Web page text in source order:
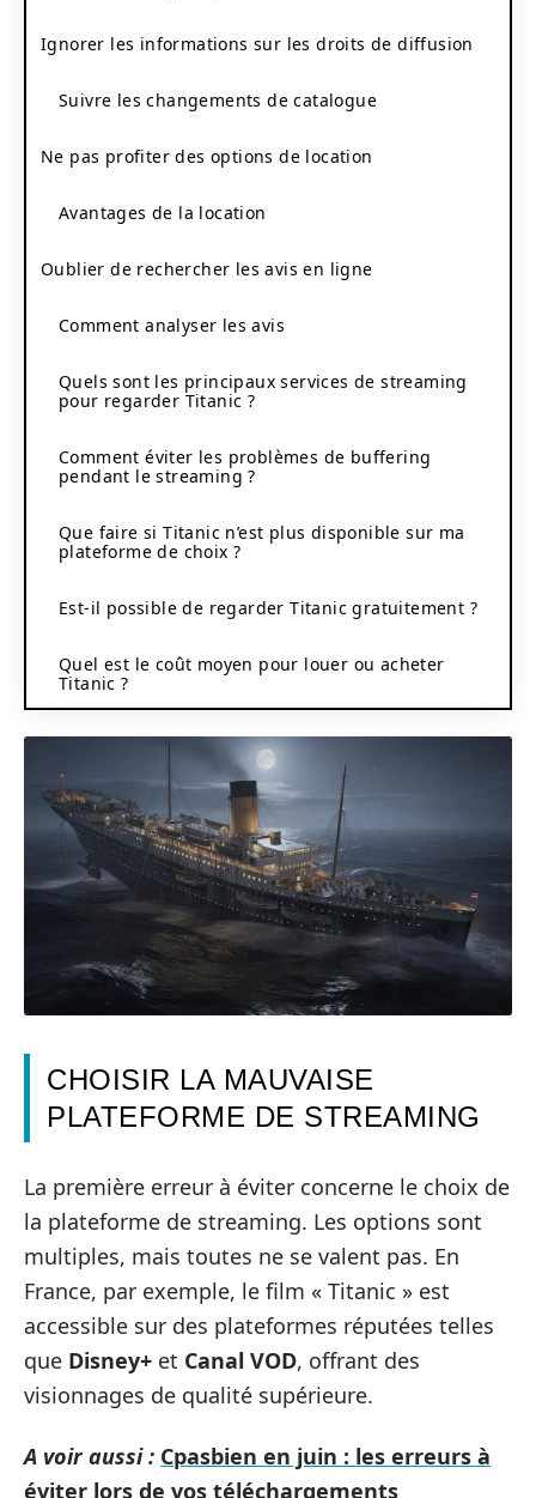
Ignorer les informations sur les droits de diffusion
Suivre les changements de catalogue
Ne pas profiter des options de location
Avantages de la location
Oublier de rechercher les avis en ligne
Comment analyser les avis
Quels sont les principaux services de streaming
pour regarder Titanic ?
Comment éviter les problèmes de buffering
pendant le streaming ?
Que faire si Titanic n’est plus disponible sur ma
plateforme de choix ?
Est-il possible de regarder Titanic gratuitement ?
Quel est le coût moyen pour louer ou acheter
Titanic ?
CHOISIR LA MAUVAISE
PLATEFORME DE STREAMING
La première erreur à éviter concerne le choix de
la plateforme de streaming. Les options sont
multiples, mais toutes ne se valent pas. En
France, par exemple, le film « Titanic » est
accessible sur des plateformes réputées telles
que Disney+ et Canal VOD, offrant des
visionnages de qualité supérieure.
A voir aussi : Cpasbien en juin : les erreurs à
éviter lors de vos téléchargements